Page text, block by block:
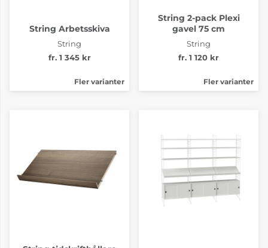
String Arbetsskiva
String
fr. 1 345 kr
Fler varianter
String 2-pack Plexi
gavel 75 cm
String
fr. 1 120 kr
Fler varianter